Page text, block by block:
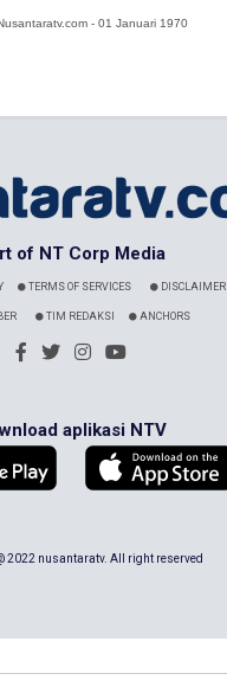
- 01 Januari 1970
of NT Corp Media
TERMS OF SERVICES DISCLAIMER
TIM REDAKSI ANCHORS
aplikasi NTV
2022 nusantaratv. All right reserved